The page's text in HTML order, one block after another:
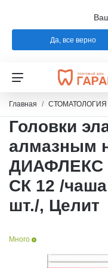
Да, все верно
Назад
СТОМАТОЛОГИЯ
Назад
РАСХОДНЫЕ
ШТИФТЫ
ТИТАН
УПАКОВКА ДЛЯ
ПРОВОЛОКА,
ОБОРУДОВАНИЕ
Назад
Назад
РАСХОДНЫЕ
СИЛИКОНЫ
МАТЕРИАЛЫ И
ПОЛИРОВАНИЯ
Главная СТОМАТОЛОГИЯ
Головки
алмазным
ДИАФЛЕКС
СК 12 /чаша
шт./, Целит
Много